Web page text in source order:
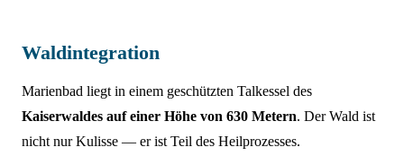
Waldintegration
Marienbad liegt in einem geschützten Talkessel des
Kaiserwaldes auf einer Höhe von 630 Metern. Der Wald ist
nicht nur Kulisse — er ist Teil des Heilprozesses.